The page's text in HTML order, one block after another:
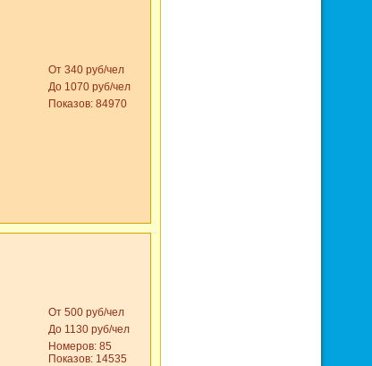
От 340 руб/чел
До 1070 руб/чел
Показов: 84970
От 500 руб/чел
До 1130 руб/чел
Номеров: 85
Показов: 14535